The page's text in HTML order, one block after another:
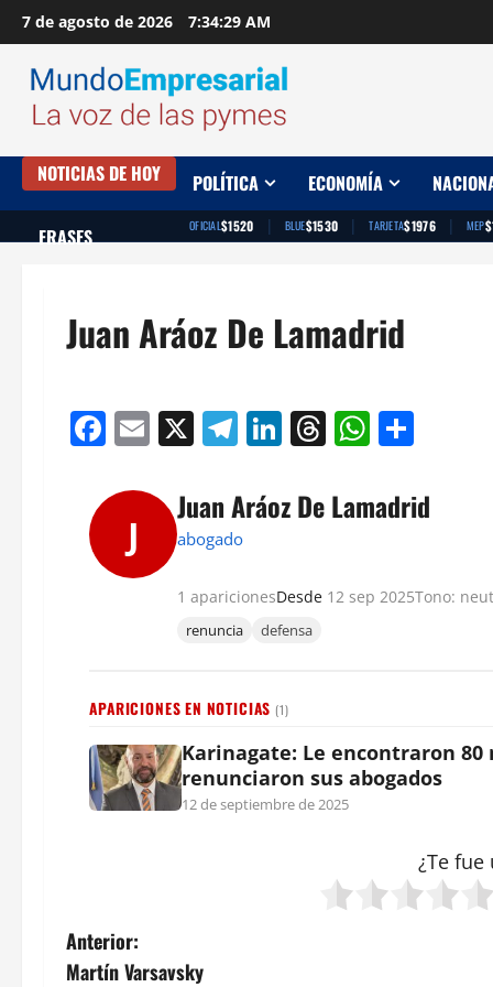
Saltar
al
contenido
7 de agosto de 2026 7:34:30 AM
NOTICIAS DE HOY POLÍTICA ECONOMÍA
FRASES OFICIAL$1520 | BLUE$1530 | TARJETA$1976 | MEP
Juan Aráoz De Lamadrid
Facebook
Email
X Telegram
LinkedIn
Threads
J
Juan Aráoz De Lamadrid
abogado
1 aparicionesDesde 12 sep 2025Tono:
renuncia defensa
APARICIONES EN NOTICIAS (1)
Karinagate: Le encontraron
renunciaron sus abogados
12 de septiembre de 2025
¿Te fue
N
Anterior:
Martín Varsavsky